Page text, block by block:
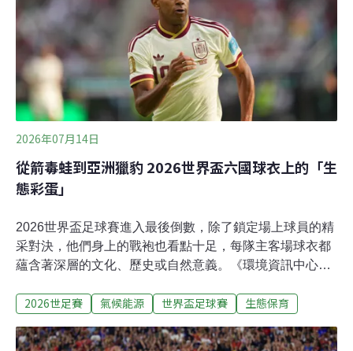
使用？由誰負責回收與清洗？賽後流向何處？既有場館、
設備和材料的壽命能否延長？
2026年07月14日
從箭毒蛙到亞洲獵豹 2026世界盃六國球衣上的「生
態彩蛋」
2026世界盃足球賽進入最後倒數，除了鎖定場上球員的精
采對決，他們身上的戰袍也看點十足，每隊主客場球衣都
蘊含著深層的文化、歷史或自然意義。《環境資訊中心》
「生態彩蛋」。1. 巴西：箭毒蛙五度奪得世界盃冠軍的巴
今年巴西客場球衣以沉穩的深藍底色與黑色紋理交織而
2026世足賽 氣候能源 世界盃足球賽 生態保育